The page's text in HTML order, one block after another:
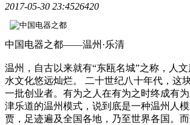
2017-05-30 23:4526420
中国电器之都——温州·乐清
温州，自古以来就有“东瓯名城”之称，人
水文化悠远灿烂。 二十世纪八十年代，这
一批创业者。有为之人在有为之时终成有
津乐道的温州模式，说到底是一种温州人
贾，足迹遍及全国各地，乃至世界各国。